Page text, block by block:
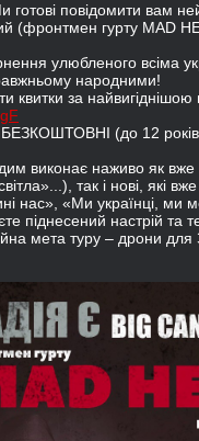
готові повідомити вам
(фронтмен гурту MAD
улюбленого всіма
народними!
квитки за
(до 12
виконає наживо як вже
так і нові, які
нас», «Ми українці,
піднесений настрій та
мета туру – дрони